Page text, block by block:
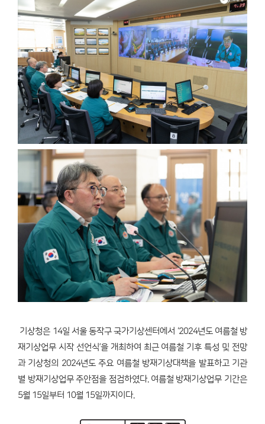
기상청은 14일 서울 동작구 국가기상센터에서 ‘2024년도 여름철 방
재기상업무 시작 선언식’을 개최하여 최근 여름철 기후 특성 및 전망
과 기상청의 2024년도 주요 여름철 방재기상대책을 발표하고 기관
별 방재기상업무 주안점을 점검하였다. 여름철 방재기상업무 기간은
5월 15일부터 10월 15일까지이다.